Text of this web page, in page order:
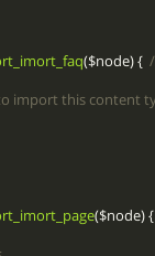
($node) {
($node) {